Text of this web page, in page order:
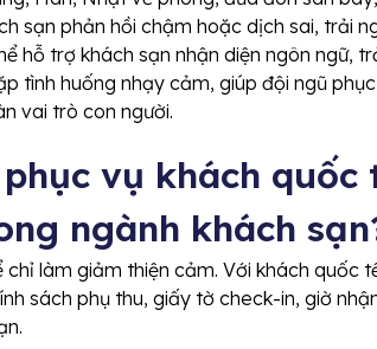
sạn phản hồi chậm hoặc dịch sai, trải
hỗ trợ khách sạn nhận diện ngôn ngữ,
tình huống nhạy cảm, giúp đội ngũ
vai trò con người.
vụ khách quốc
ngành khách
làm giảm thiện cảm. Với khách quốc
sách phụ thu, giấy tờ check-in, giờ